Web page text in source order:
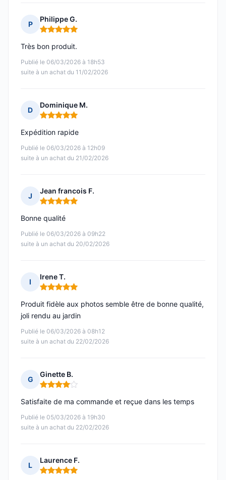
P
Philippe G.
Note : 5 sur 5
Publié le 06/03/2026 à 18h53
suite à un achat du 11/02/2026
Très bon produit.
D
Dominique M.
Note : 5 sur 5
Publié le 06/03/2026 à 12h09
suite à un achat du 21/02/2026
Expédition rapide
J
Jean francois F.
Note : 5 sur 5
Publié le 06/03/2026 à 09h22
suite à un achat du 20/02/2026
Bonne qualité
I
Irene T.
Note : 5 sur 5
Publié le 06/03/2026 à 08h12
suite à un achat du 22/02/2026
Produit fidèle aux photos semble être de bonne qualité,
joli rendu au jardin
G
Ginette B.
Note : 4 sur 5
Publié le 05/03/2026 à 19h30
suite à un achat du 22/02/2026
Satisfaite de ma commande et reçue dans les temps
L
Laurence F.
Note : 5 sur 5